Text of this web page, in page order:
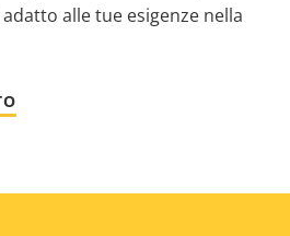
alle tue esigenze nella